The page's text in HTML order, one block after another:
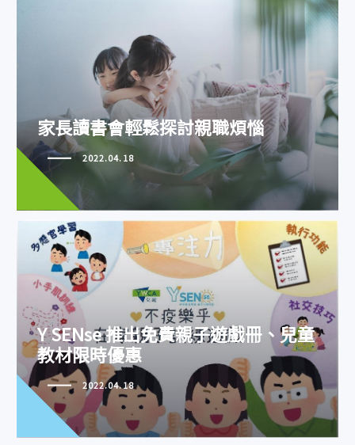
家長讀書會輕鬆探討親職煩惱
家長讀書會輕鬆探討親職煩惱
2022.04.18
Y SENse 推出免費親子遊戲冊、兒
童教材限時優惠
Y SENse 推出免費親子遊戲冊、兒童
教材限時優惠
2022.04.18